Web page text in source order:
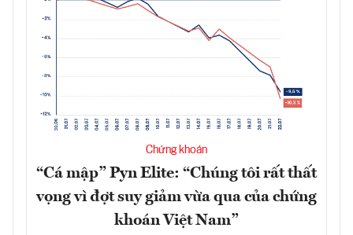
Chứng khoán
“Cá mập” Pyn Elite: “Chúng tôi rất thất
vọng vì đợt suy giảm vừa qua của chứng
khoán Việt Nam”